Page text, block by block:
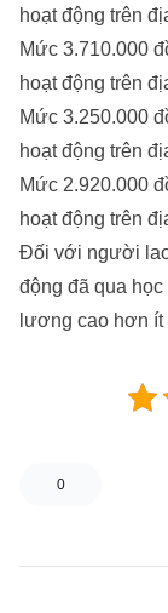
hoạt động trên
Mức 3.710.000
hoạt động trên
Mức 3.250.000
hoạt động trên
Mức 2.920.000
hoạt động trên
Đối với người
động đã qua
lương cao hơn
0